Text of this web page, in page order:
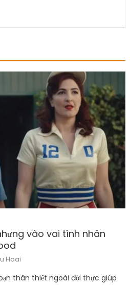
vào vai tình nhân
Hoai
thân thiết ngoài đời thực giúp